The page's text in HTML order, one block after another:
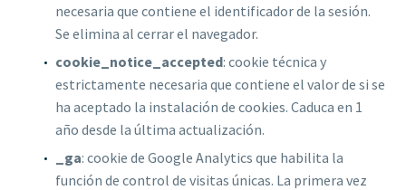
necesaria que contiene el identificador de la sesión.
Se elimina al cerrar el navegador.
cookie_notice_accepted: cookie técnica y
estrictamente necesaria que contiene el valor de si se
ha aceptado la instalación de cookies. Caduca en 1
año desde la última actualización.
_ga: cookie de Google Analytics que habilita la
función de control de visitas únicas. La primera vez